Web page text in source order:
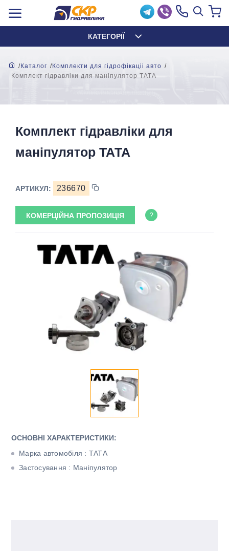
КАТЕГОРІЇ
Каталог
Комплекти для гідрофікаціі авто
Комплект гідравліки для маніпулятор ТАТА
Комплект гідравліки для
маніпулятор ТАТА
АРТИКУЛ: 236670
КОМЕРЦІЙНА ПРОПОЗИЦІЯ ?
ОСНОВНІ ХАРАКТЕРИСТИКИ:
Марка автомобіля : ТАТА
Застосування : Маніпулятор